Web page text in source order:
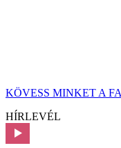
KÖVESS MINKET A
HÍRLEVÉL